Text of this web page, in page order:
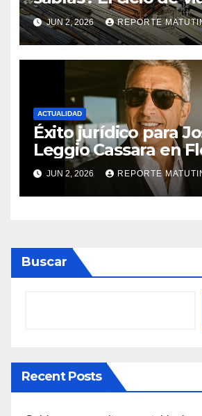
materiales de
revoluciona
proyectos
JUN 2, 2026 REPORTE
ACTUALIDAD
Éxito jurídico para
Leggio Cassara en
JUN 2, 2026 REPORTE
Buscar
Recent Posts